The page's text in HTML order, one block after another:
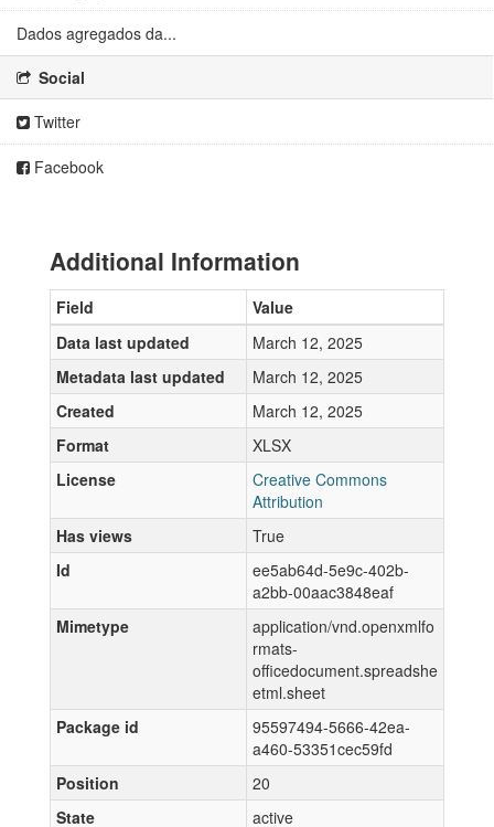
Dados agregados da...
Social
Twitter
Facebook
Additional Information
Field
Value
Data last updated
March 12, 2025
Metadata last updated
March 12, 2025
Created
March 12, 2025
Format
XLSX
License
Creative Commons
Attribution
Has views
True
Id
ee5ab64d-5e9c-402b-
a2bb-00aac3848eaf
Mimetype
application/vnd.openxmlfo
rmats-
officedocument.spreadshe
etml.sheet
Package id
95597494-5666-42ea-
a460-53351cec59fd
Position
20
State
active